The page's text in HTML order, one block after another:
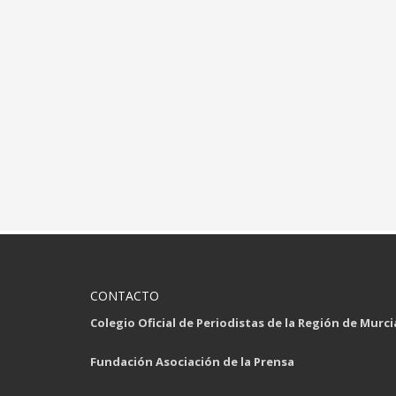
CONTACTO
Colegio Oficial de Periodistas de la Región de
Fundación Asociación de la Prensa